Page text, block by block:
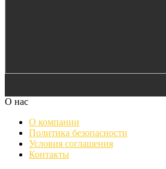
О нас
О компании
Политика безопасности
Условия соглашения
Контакты